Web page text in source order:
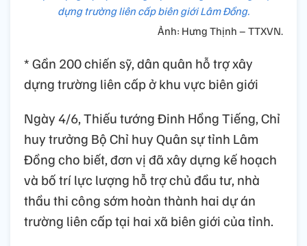
dựng trường liên cấp biên giới Lâm Đồng.
Ảnh: Hưng Thịnh – TTXVN.
* Gần 200 chiến sỹ, dân quân hỗ trợ xây
dựng trường liên cấp ở khu vực biên giới
Ngày 4/6, Thiếu tướng Đinh Hồng Tiếng, Chỉ
huy trưởng Bộ Chỉ huy Quân sự tỉnh Lâm
Đồng cho biết, đơn vị đã xây dựng kế hoạch
và bố trí lực lượng hỗ trợ chủ đầu tư, nhà
thầu thi công sớm hoàn thành hai dự án
trường liên cấp tại hai xã biên giới của tỉnh.